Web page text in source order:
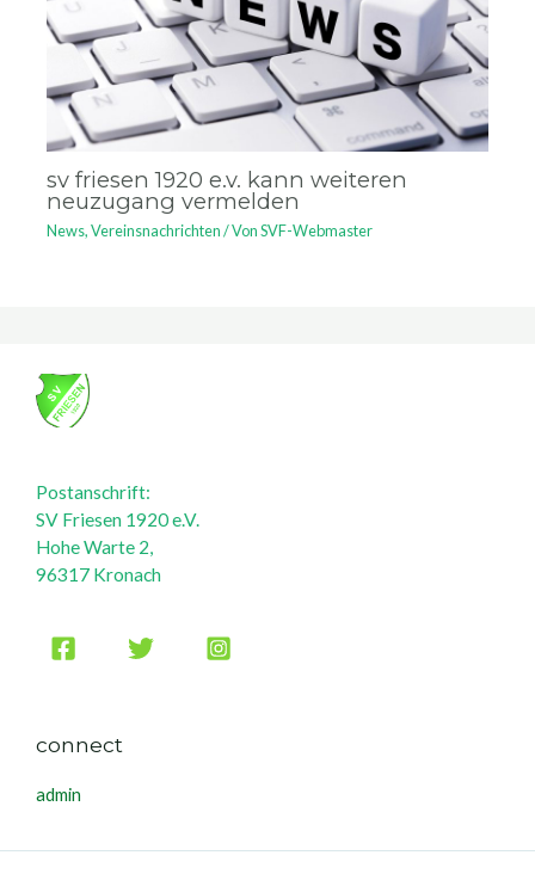
sv friesen 1920 e.v. kann weiteren
neuzugang vermelden
News,Vereinsnachrichten/ VonSVF-Webmaster
Postanschrift:
SV Friesen 1920 e.V.
Hohe Warte 2,
96317 Kronach
connect
admin